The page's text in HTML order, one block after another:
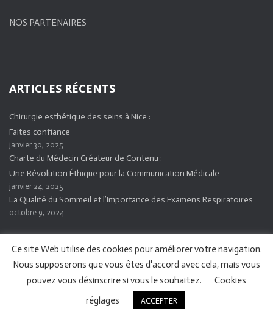
NOS PARTENAIRES
ARTICLES RÉCENTS
Chirurgie esthétique des seins à Nice :
Faites confiance
janvier 30, 2025
Charte du Médecin Créateur de Contenu :
Une Révolution Éthique pour la Communication Médicale
janvier 24, 2025
La Qualité du Sommeil et l’Importance des Examens Respiratoires
octobre 9, 2024
Ce site Web utilise des cookies pour améliorer votre navigation.
Nous supposerons que vous êtes d'accord avec cela, mais vous
pouvez vous désinscrire si vous le souhaitez.
Cookies
réglages
ACCEPTER